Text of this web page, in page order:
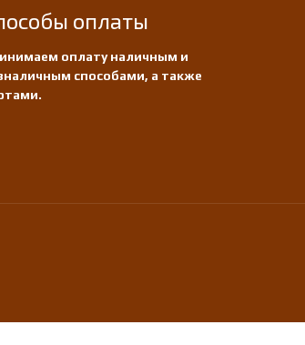
оплаты
оплату наличным и
способами, а также